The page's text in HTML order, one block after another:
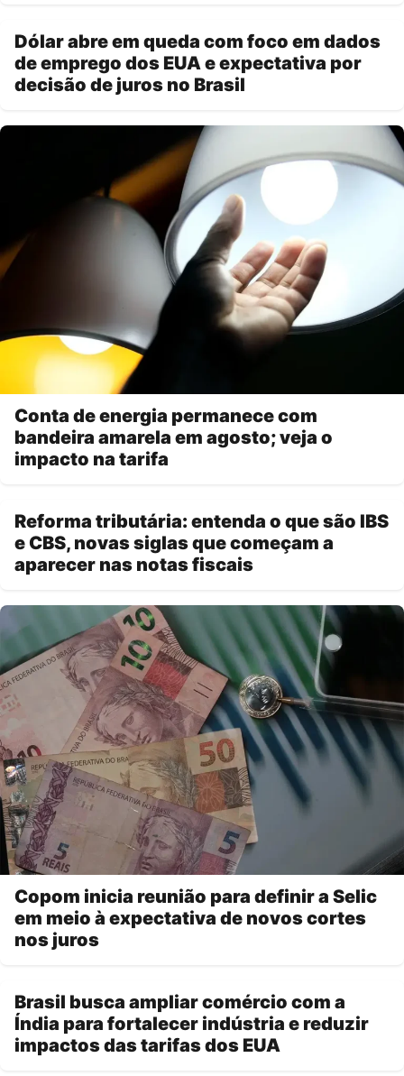
Dólar abre em queda com foco em dados
de emprego dos EUA e expectativa por
decisão de juros no Brasil
Conta de energia permanece com
bandeira amarela em agosto; veja o
impacto na tarifa
Reforma tributária: entenda o que são IBS
e CBS, novas siglas que começam a
aparecer nas notas fiscais
Copom inicia reunião para definir a Selic
em meio à expectativa de novos cortes
nos juros
Brasil busca ampliar comércio com a
Índia para fortalecer indústria e reduzir
impactos das tarifas dos EUA